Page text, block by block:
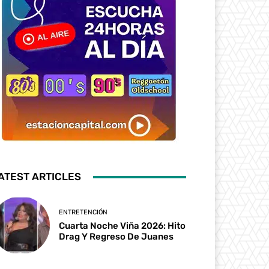
ARTICLES
ENTRETENCIÓN
Cuarta Noche Viña 2026: Hito
Drag Y Regreso De Juanes